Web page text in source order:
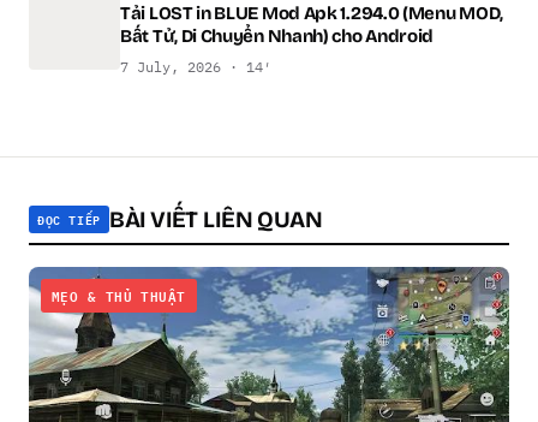
Tải LOST in BLUE Mod Apk 1.294.0 (Menu MOD,
Bất Tử, Di Chuyển Nhanh) cho Android
7 July, 2026 · 14′
ĐỌC TIẾP BÀI VIẾT LIÊN QUAN
MẸO & THỦ THUẬT